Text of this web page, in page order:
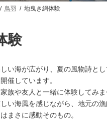
鳥羽 地曳き網体験
験
い海が広がり、夏の風物詩と
催しています。
族や友人と一緒に体験してみま
い海風を感じながら、地元の
まさに感動そのもの。